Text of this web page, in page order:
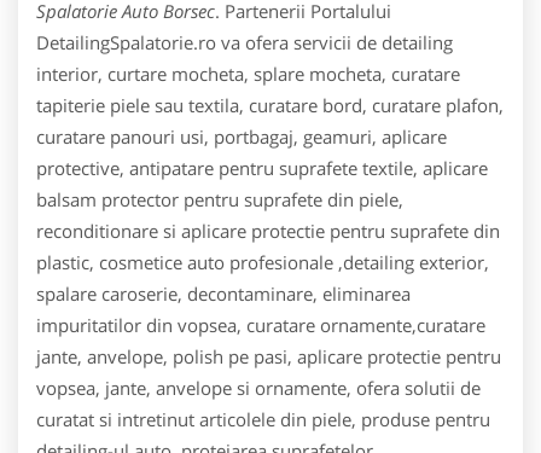
Spalatorie Auto Borsec. Partenerii Portalului
DetailingSpalatorie.ro va ofera servicii de detailing
interior, curtare mocheta, splare mocheta, curatare
tapiterie piele sau textila, curatare bord, curatare plafon,
curatare panouri usi, portbagaj, geamuri, aplicare
protective, antipatare pentru suprafete textile, aplicare
balsam protector pentru suprafete din piele,
reconditionare si aplicare protectie pentru suprafete din
plastic, cosmetice auto profesionale ,detailing exterior,
spalare caroserie, decontaminare, eliminarea
impuritatilor din vopsea, curatare ornamente,curatare
jante, anvelope, polish pe pasi, aplicare protectie pentru
vopsea, jante, anvelope si ornamente, ofera solutii de
curatat si intretinut articolele din piele, produse pentru